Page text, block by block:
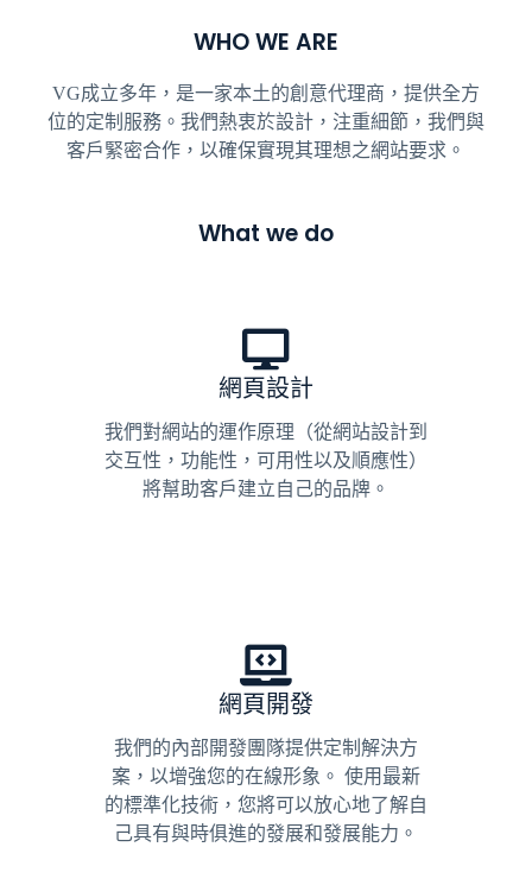
WHO WE ARE
VG成立多年，是一家本土的創意代理商，提供全方
位的定制服務。我們熱衷於設計，注重細節，我們與
客戶緊密合作，以確保實現其理想之網站要求。
What we do
網頁設計
我們對網站的運作原理（從網站設計到
交互性，功能性，可用性以及順應性）
將幫助客戶建立自己的品牌。
網頁開發
我們的內部開發團隊提供定制解決方
案，以增強您的在線形象。 使用最新
的標準化技術，您將可以放心地了解自
己具有與時俱進的發展和發展能力。